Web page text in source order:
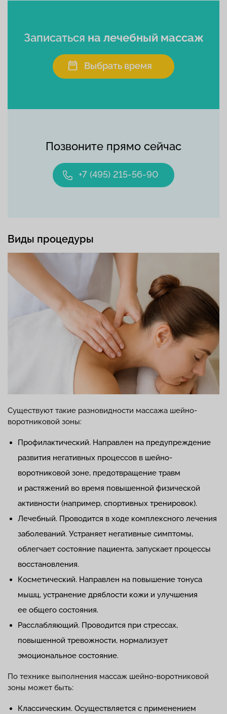
Позвоните прямо сейчас
+7 (495) 215-56-90
Записаться на лечебный массаж
Выбрать время
Виды процедуры
Существуют такие разновидности массажа шейно-
воротниковой зоны:
Профилактический. Направлен на предупреждение
развития негативных процессов в шейно-
воротниковой зоне, предотвращение травм
и растяжений во время повышенной физической
активности (например, спортивных тренировок).
Лечебный. Проводится в ходе комплексного лечения
заболеваний. Устраняет негативные симптомы,
облегчает состояние пациента, запускает процессы
восстановления.
Косметический. Направлен на повышение тонуса
мышц, устранение дряблости кожи и улучшения
ее общего состояния.
Расслабляющий. Проводится при стрессах,
повышенной тревожности, нормализует
эмоциональное состояние.
По технике выполнения массаж шейно-воротниковой
зоны может быть:
Классическим. Осуществляется с применением